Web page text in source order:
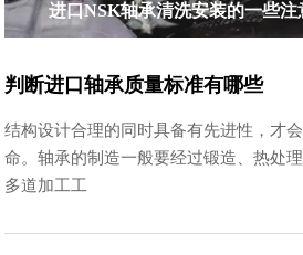
进口NSK轴承清洗安装的一些注
判断进口轴承质量标准有哪些
结构设计合理的同时具备有先进性，才
命。轴承的制造一般要经过锻造、热处
多道加工工